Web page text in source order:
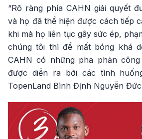
“Rõ ràng phía CAHN giải quyết
và họ đã thể hiện được cách tiếp
khi mà họ liên tục gây sức ép,
chúng tôi thì để mất bóng khá
CAHN có những pha phản
được diễn ra bởi các tình
TopenLand Bình Định Nguyễn